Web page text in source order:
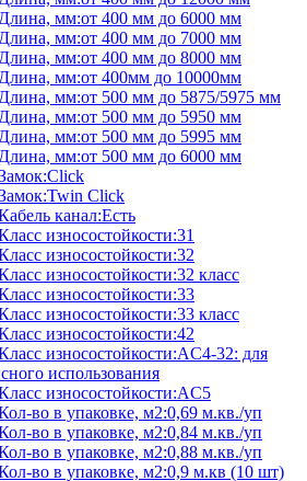
мм:от 400 мм до 6000 мм
мм:от 400 мм до 7000 мм
мм:от 400 мм до 8000 мм
мм:от 400мм до 10000мм
мм:от 500 мм до 5875/5975 мм
мм:от 500 мм до 5950 мм
мм:от 500 мм до 5995 мм
мм:от 500 мм до 6000 мм
Click
канал:Есть
износостойкости:31
износостойкости:32
износостойкости:32 класс
износостойкости:33
износостойкости:33 класс
износостойкости:42
износостойкости:AC4-32: для
использования
износостойкости:AC5
во в упаковке, м2:0,69 м.кв./уп
во в упаковке, м2:0,84 м.кв./уп
во в упаковке, м2:0,88 м.кв./уп
во в упаковке, м2:0,9 м.кв (10 шт)